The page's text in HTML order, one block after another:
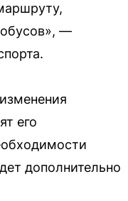
—
его
дополнительно